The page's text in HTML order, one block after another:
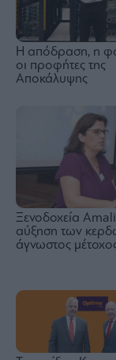
Η απόδραση, η
οι προφήτες της
Αποκάλυψης
Ξενοδοχεία
αύξηση των
άγνωστος